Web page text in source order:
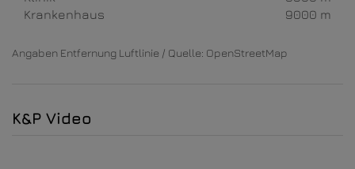
Krankenhaus
9000 m
Angaben Entfernung Luftlinie / Quelle: OpenStreetMap
K&P Video